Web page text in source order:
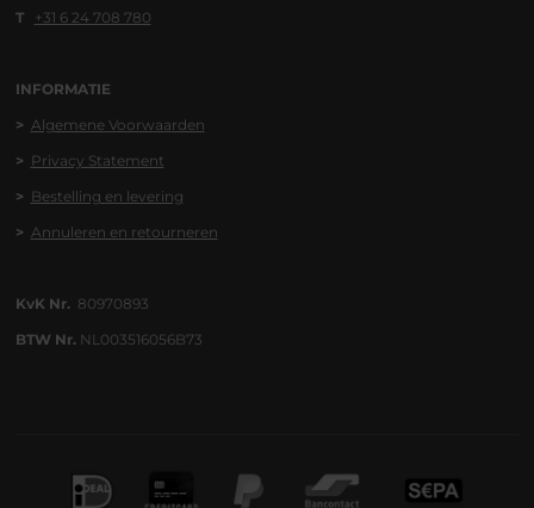
T
+31 6 24 708 780
INFORMATIE
> AlgemeneVoorwaarden
> Privacy Statement
> Bestelling en levering
> Annuleren en retourneren
KvK Nr. 80970893
BTW Nr.NL003516056B73